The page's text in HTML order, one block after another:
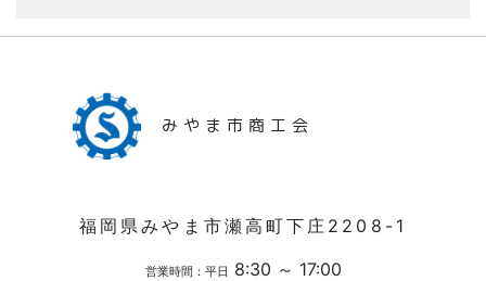
みやま市商工会
福岡県みやま市瀬高町下庄2208-1
営業時間：平日 8:30 ～ 17:00